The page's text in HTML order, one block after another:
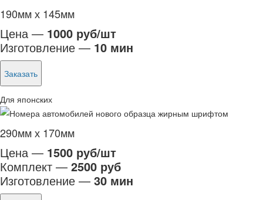
190мм х 145мм
Цена — 1000 руб/шт
Изготовление — 10 мин
Заказать
Для японских
290мм х 170мм
Цена — 1500 руб/шт
Комплект — 2500 руб
Изготовление — 30 мин